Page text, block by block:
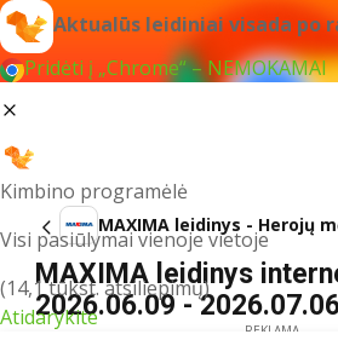
Aktualūs leidiniai visada po
Pridėti į „Chrome“ – NEMOKAMAI
Kimbino programėlė
Visi pasiūlymai vienoje vietoje
(14,1 tūkst. atsiliepimų)
Atidarykite
MAXIMA leidinys - Herojų
MAXIMA leidinys
2026.06.09 - 2026.07.06
REKLAMA